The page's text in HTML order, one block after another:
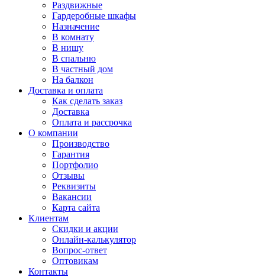
Раздвижные
Гардеробные шкафы
Назначение
В комнату
В нишу
В спальню
В частный дом
На балкон
Доставка и оплата
Как сделать заказ
Доставка
Оплата и рассрочка
О компании
Производство
Гарантия
Портфолио
Отзывы
Реквизиты
Вакансии
Карта сайта
Клиентам
Скидки и акции
Онлайн-калькулятор
Вопрос-ответ
Оптовикам
Контакты